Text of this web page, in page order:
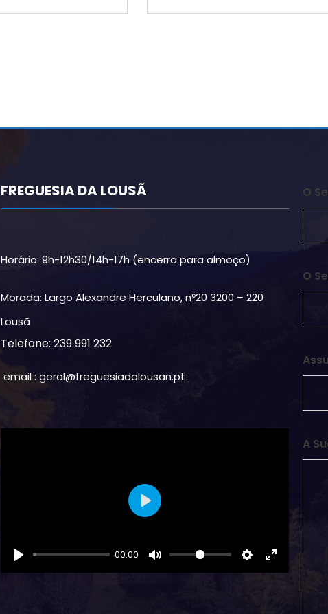
FREGUESIA DA LOUSÃ
Horário: 9h-12h30/14h-17h (encerra para almoço)
Morada: Largo Alexandre Herculano, nº20 3200 – 220
Lousã
Telefone: 239 991 232
email : geral@freguesiadalousan.pt
00:00
Play
O
O
A